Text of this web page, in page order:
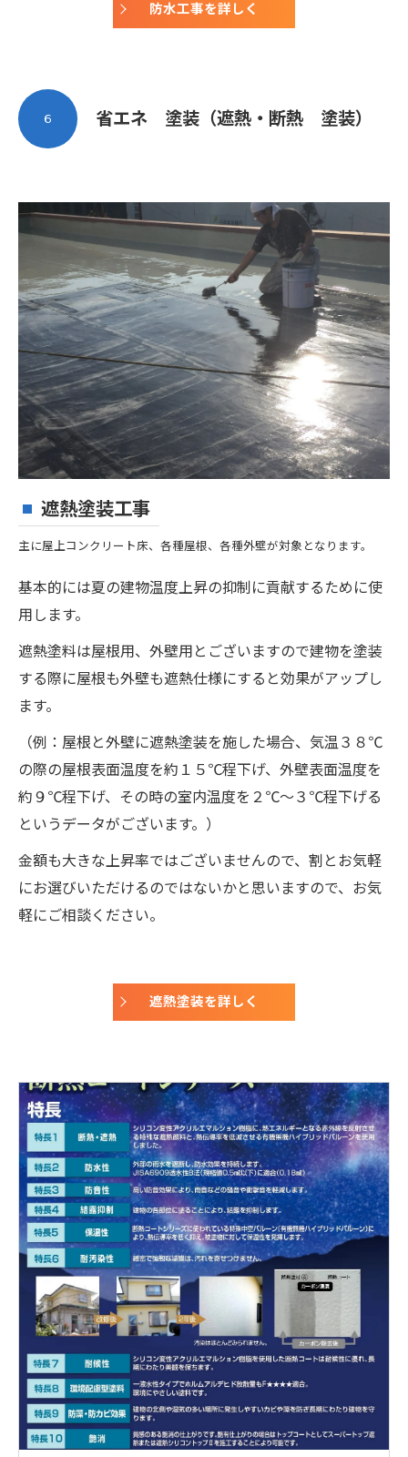
防水工事を詳しく
省エネ 塗装（遮熱・断熱 塗装）
６
遮熱塗装工事
主に屋上コンクリート床、各種屋根、各種外壁が対象となります。
基本的には夏の建物温度上昇の抑制に貢献するために使
用します。
遮熱塗料は屋根用、外壁用とございますので建物を塗装
する際に屋根も外壁も遮熱仕様にすると効果がアップし
ます。
（例：屋根と外壁に遮熱塗装を施した場合、気温３８℃
の際の屋根表面温度を約１５℃程下げ、外壁表面温度を
約９℃程下げ、その時の室内温度を２℃～３℃程下げる
というデータがございます。）
金額も大きな上昇率ではございませんので、割とお気軽
にお選びいただけるのではないかと思いますので、お気
軽にご相談ください。
遮熱塗装を詳しく